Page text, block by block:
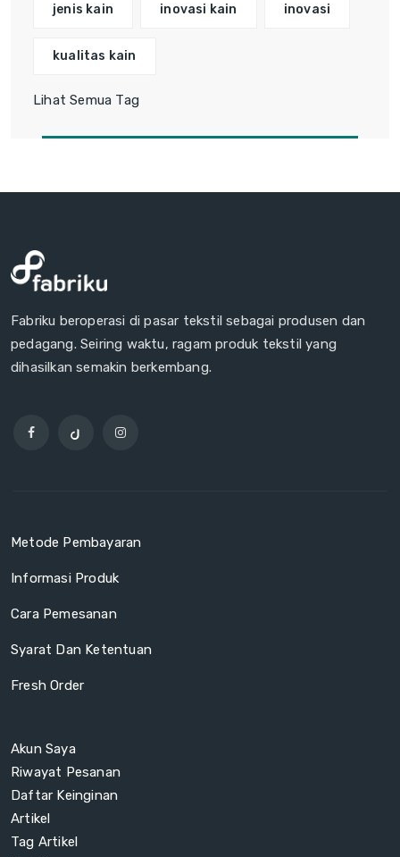
jenis kain inovasi kain inovasi
kualitas kain
Lihat Semua Tag
Fabriku beroperasi di pasar tekstil sebagai produsen dan
pedagang. Seiring waktu, ragam produk tekstil yang
dihasilkan semakin berkembang.
Metode Pembayaran
Informasi Produk
Cara Pemesanan
Syarat Dan Ketentuan
Fresh Order
Akun Saya
Riwayat Pesanan
Daftar Keinginan
Artikel
Tag Artikel